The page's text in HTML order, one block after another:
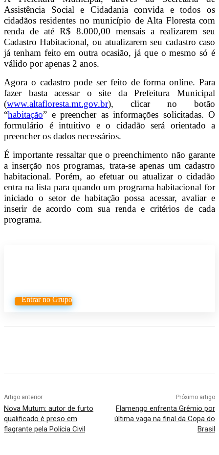
Assistência Social e Cidadania convida e todos os
cidadãos residentes no município de Alta Floresta com
renda de até R$ 8.000,00 mensais a realizarem seu
Cadastro Habitacional, ou atualizarem seu cadastro caso
já tenham feito em outra ocasião, já que o mesmo só é
válido por apenas 2 anos.
Agora o cadastro pode ser feito de forma online. Para
fazer basta acessar o site da Prefeitura Municipal
(www.altafloresta.mt.gov.br), clicar no botão
“habitação” e preencher as informações solicitadas. O
formulário é intuitivo e o cidadão será orientado a
preencher os dados necessários.
É importante ressaltar que o preenchimento não garante
a inserção nos programas, trata-se apenas um cadastro
habitacional. Porém, ao efetuar ou atualizar o cidadão
entra na lista para quando um programa habitacional for
iniciado o setor de habitação possa acessar, avaliar e
inserir de acordo com sua renda e critérios de cada
programa.
Entrar no Grupo
Artigo anterior
Nova Mutum: autor de furto
qualificado é preso em
flagrante pela Polícia Civil
Próximo artigo
Flamengo enfrenta Grêmio por
última vaga na final da Copa do
Brasil